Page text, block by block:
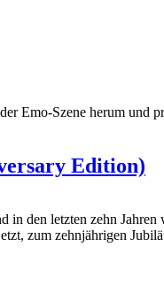
Emo-Szene herum und
Edition)
den letzten zehn Jahren
zum zehnjährigen